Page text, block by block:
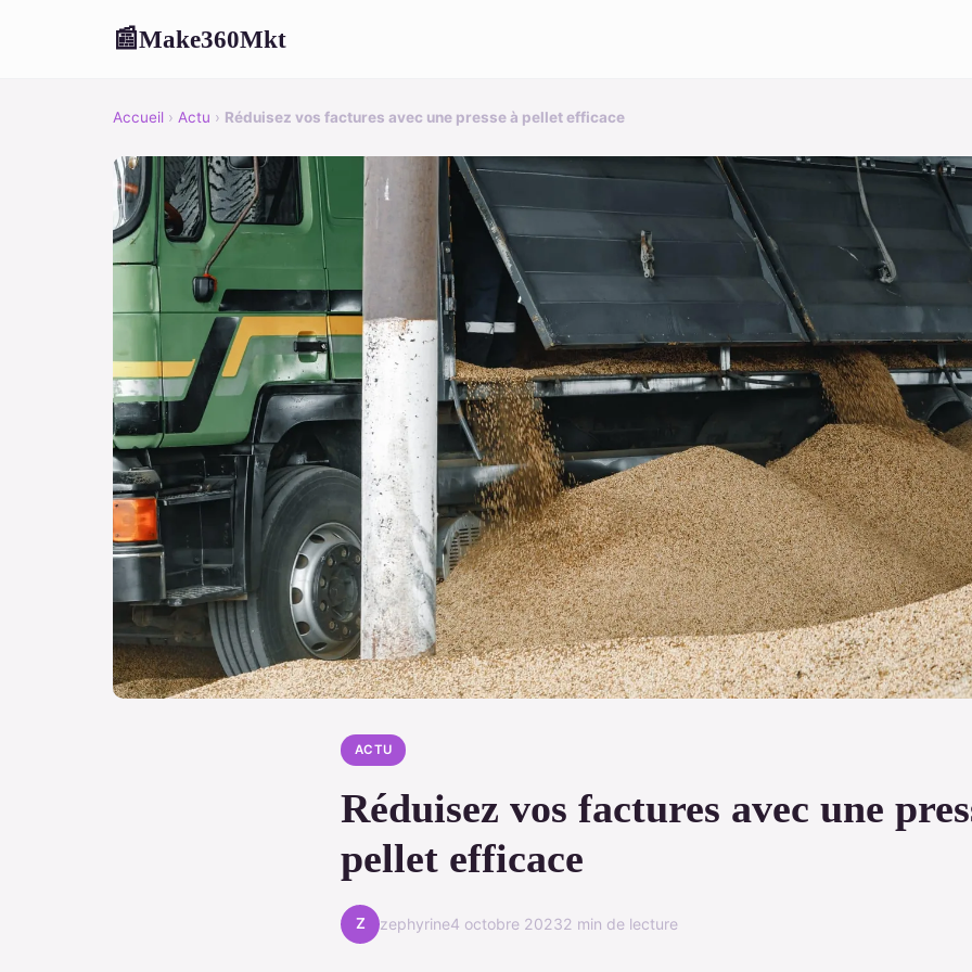
📰Make360Mkt
Accueil › Actu › Réduisez vos factures avec une presse à pellet efficace
ACTU
Réduisez vos factures avec une
pellet efficace
Z zephyrine4 octobre 20232 min de lecture